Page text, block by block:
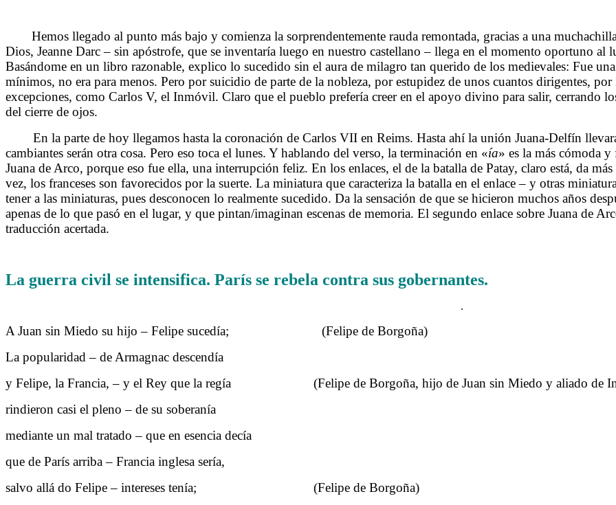
Hemos llegado al punto más bajo y comienza la sorprendentemente rauda remontada, gracias a una
Dios, Jeanne Darc – sin apóstrofe, que se inventaría luego en nuestro castellano – llega en el momento oportuno
Basándome en un libro razonable, explico lo sucedido sin el aura de milagro tan querido de los medievales: Fue
mínimos, no era para menos. Pero por suicidio de parte de la nobleza, por estupidez de unos cuantos dirigentes,
excepciones, como Carlos V, el Inmóvil. Claro que el pueblo prefería creer en el apoyo divino para salir, cerrando
del cierre de ojos.
En la parte de hoy llegamos hasta la coronación de Carlos VII en Reims. Hasta ahí la unión Juana-Delfín
cambiantes serán otra cosa. Pero eso toca el lunes. Y hablando del verso, la terminación en «ía» es la más cómoda
Juana de Arco, porque eso fue ella, una interrupción feliz. En los enlaces, el de la batalla de Patay, claro está, da
vez, los franceses son favorecidos por la suerte. La miniatura que caracteriza la batalla en el enlace – y otras
tener a las miniaturas, pues desconocen lo realmente sucedido. Da la sensación de que se hicieron muchos años
apenas de lo que pasó en el lugar, y que pintan/imaginan escenas de memoria. El segundo enlace sobre Juana de
traducción acertada.
La guerra civil se intensifica. París se rebela contra sus gobernantes.
.
A Juan sin Miedo su hijo – Felipe sucedía; (Felipe de Borgoña)
La popularidad – de Armagnac descendía
y Felipe, la Francia, – y el Rey que la regía (Felipe de Borgoña, hijo de Juan sin Miedo y aliado de
rindieron casi el pleno – de su soberanía
mediante un mal tratado – que en esencia decía
que de París arriba – Francia inglesa sería,
salvo allá do Felipe – intereses tenía; (Felipe de Borgoña)